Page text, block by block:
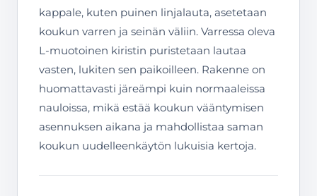
kappale, kuten puinen linjalauta, asetetaan
koukun varren ja seinän väliin. Varressa oleva
L-muotoinen kiristin puristetaan lautaa
vasten, lukiten sen paikoilleen. Rakenne on
huomattavasti järeämpi kuin normaaleissa
nauloissa, mikä estää koukun vääntymisen
asennuksen aikana ja mahdollistaa saman
koukun uudelleenkäytön lukuisia kertoja.